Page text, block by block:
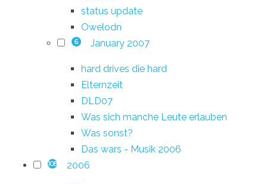
status update
Owelodn
6 January 2007
hard drives die hard
Elternzeit
DLD07
Was sich manche Leute erlauben
Was sonst?
Das wars - Musik 2006
108 2006